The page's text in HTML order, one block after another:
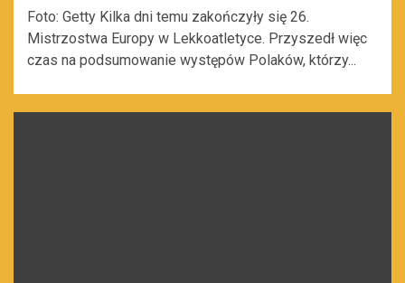
Foto: Getty Kilka dni temu zakończyły się 26.
Mistrzostwa Europy w Lekkoatletyce. Przyszedł więc
czas na podsumowanie występów Polaków, którzy...